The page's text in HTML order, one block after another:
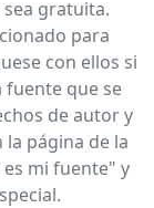
gratuita.
para
con ellos si
fuente que se
de autor y
página de la
mi fuente" y